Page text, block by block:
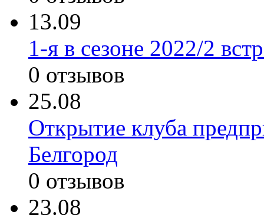
13.09
1-я в сезоне 2022/2
0 отзывов
25.08
Открытие клуба
Белгород
0 отзывов
23.08